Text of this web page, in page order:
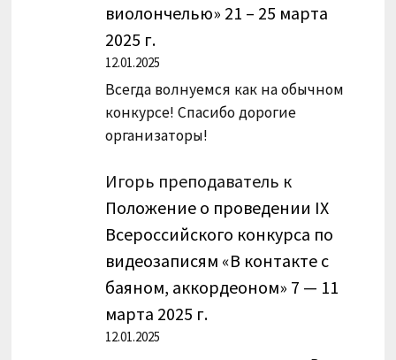
виолончелью» 21 – 25 марта
2025 г.
12.01.2025
Всегда волнуемся как на обычном
конкурсе! Спасибо дорогие
организаторы!
Игорь преподаватель к
Положение о проведении IX
Всероссийского конкурса по
видеозаписям «В контакте с
баяном, аккордеоном» 7 — 11
марта 2025 г.
12.01.2025